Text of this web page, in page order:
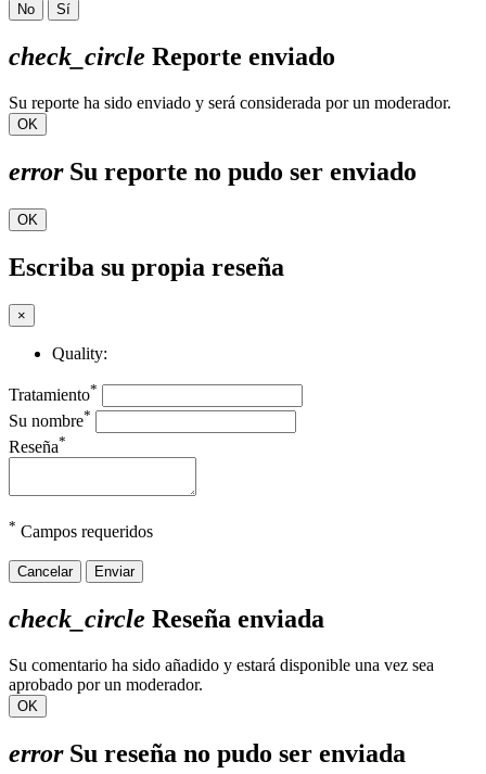
No Sí
check_circle Reporte enviado
Su reporte ha sido enviado y será considerada por un moderador.
OK
errorSu reporte no pudo ser enviado
OK
Escriba su propia reseña
×
Quality:
Tratamiento*
Su nombre*
Reseña*
* Campos requeridos
Cancelar Enviar
check_circle Reseña enviada
Su comentario ha sido añadido y estará disponible una vez sea
aprobado por un moderador.
OK
errorSu reseña no pudo ser enviada